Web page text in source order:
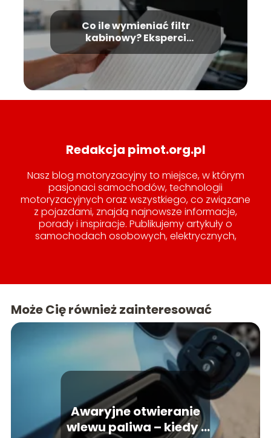
Co ile wymieniać filtr
kabinowy? Eksperci
wyjaśniają
Redakcja pimot.org.pl
Nasz blog motoryzacyjny to miejsce, w którym
pasjonaci samochodów, technologii
motoryzacyjnych oraz wszystkiego, co związane
z pojazdami, znajdą najnowsze informacje,
porady i inspiracje. Publikujemy artykuły o
samochodach osobowych, elektrycznych,
o samochodach, porównań modeli, testów, jak
eksploatacji, naprawy, tuningu i utrzymania
pojazdów.
Może Cię również zainteresować
Awaryjne otwieranie
wlewu paliwa – kiedy i